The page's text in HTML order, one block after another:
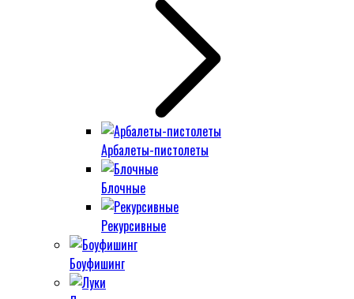
Арбалеты-пистолеты
Блочные
Рекурсивные
Боуфишинг